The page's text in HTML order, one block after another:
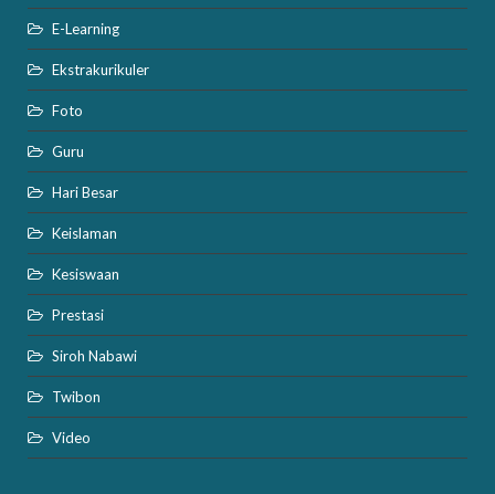
E-Learning
Ekstrakurikuler
Foto
Guru
Hari Besar
Keislaman
Kesiswaan
Prestasi
Siroh Nabawi
Twibon
Video